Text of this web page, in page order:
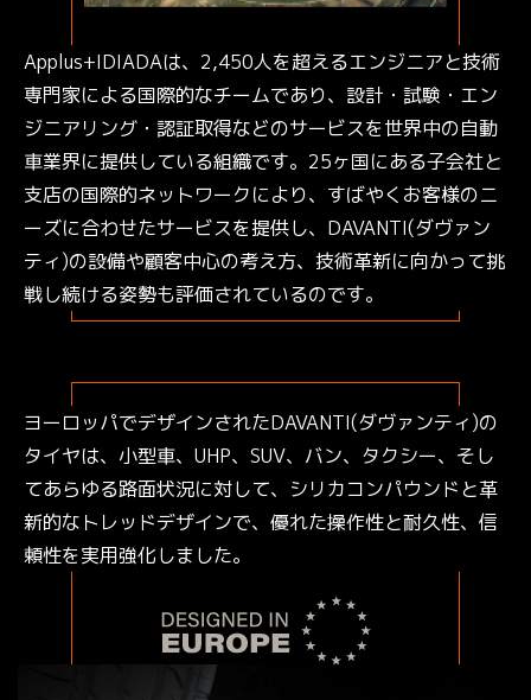
Applus+IDIADAは、2,450人を超えるエンジニアと技術
専門家による国際的なチームであり、設計・試験・エン
ジニアリング・認証取得などのサービスを世界中の自動
車業界に提供している組織です。25ヶ国にある子会社と
支店の国際的ネットワークにより、すばやくお客様のニ
ーズに合わせたサービスを提供し、DAVANTI(ダヴァン
ティ)の設備や顧客中心の考え方、技術革新に向かって挑
戦し続ける姿勢も評価されているのです。
ヨーロッパでデザインされたDAVANTI(ダヴァンティ)の
タイヤは、小型車、UHP、SUV、バン、タクシー、そし
てあらゆる路面状況に対して、シリカコンパウンドと革
新的なトレッドデザインで、優れた操作性と耐久性、信
頼性を実用強化しました。